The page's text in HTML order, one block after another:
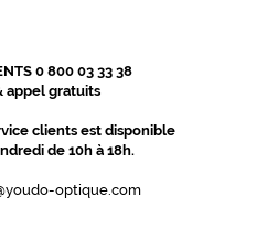
0 800 03 33 38
appel gratuits
clients est disponible
de 10h à 18h.
optique.com